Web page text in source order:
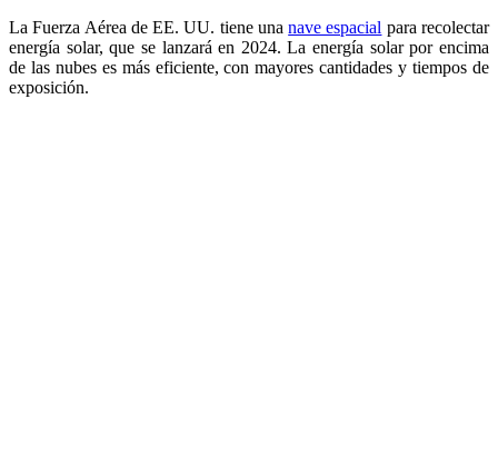
La Fuerza Aérea de EE. UU. tiene unanave espacial para recolectar
energía solar, que se lanzará en 2024. La energía solar por encima
de las nubes es más eficiente, con mayores cantidades y tiempos de
exposición.